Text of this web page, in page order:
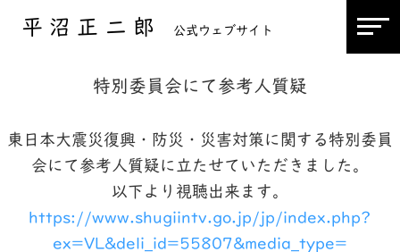
平沼正二郎 公式ウェブサイト
特別委員会にて参考人質疑
東日本大震災復興・防災・災害対策に関する特別委員
会にて参考人質疑に立たせていただきました。
以下より視聴出来ます。
https://www.shugiintv.go.jp/jp/index.php?
ex=VL&deli_id=55807&media_type=